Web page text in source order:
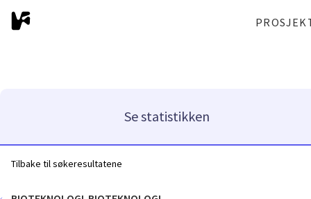
Se statistikken
Tilbake til søkeresultatene